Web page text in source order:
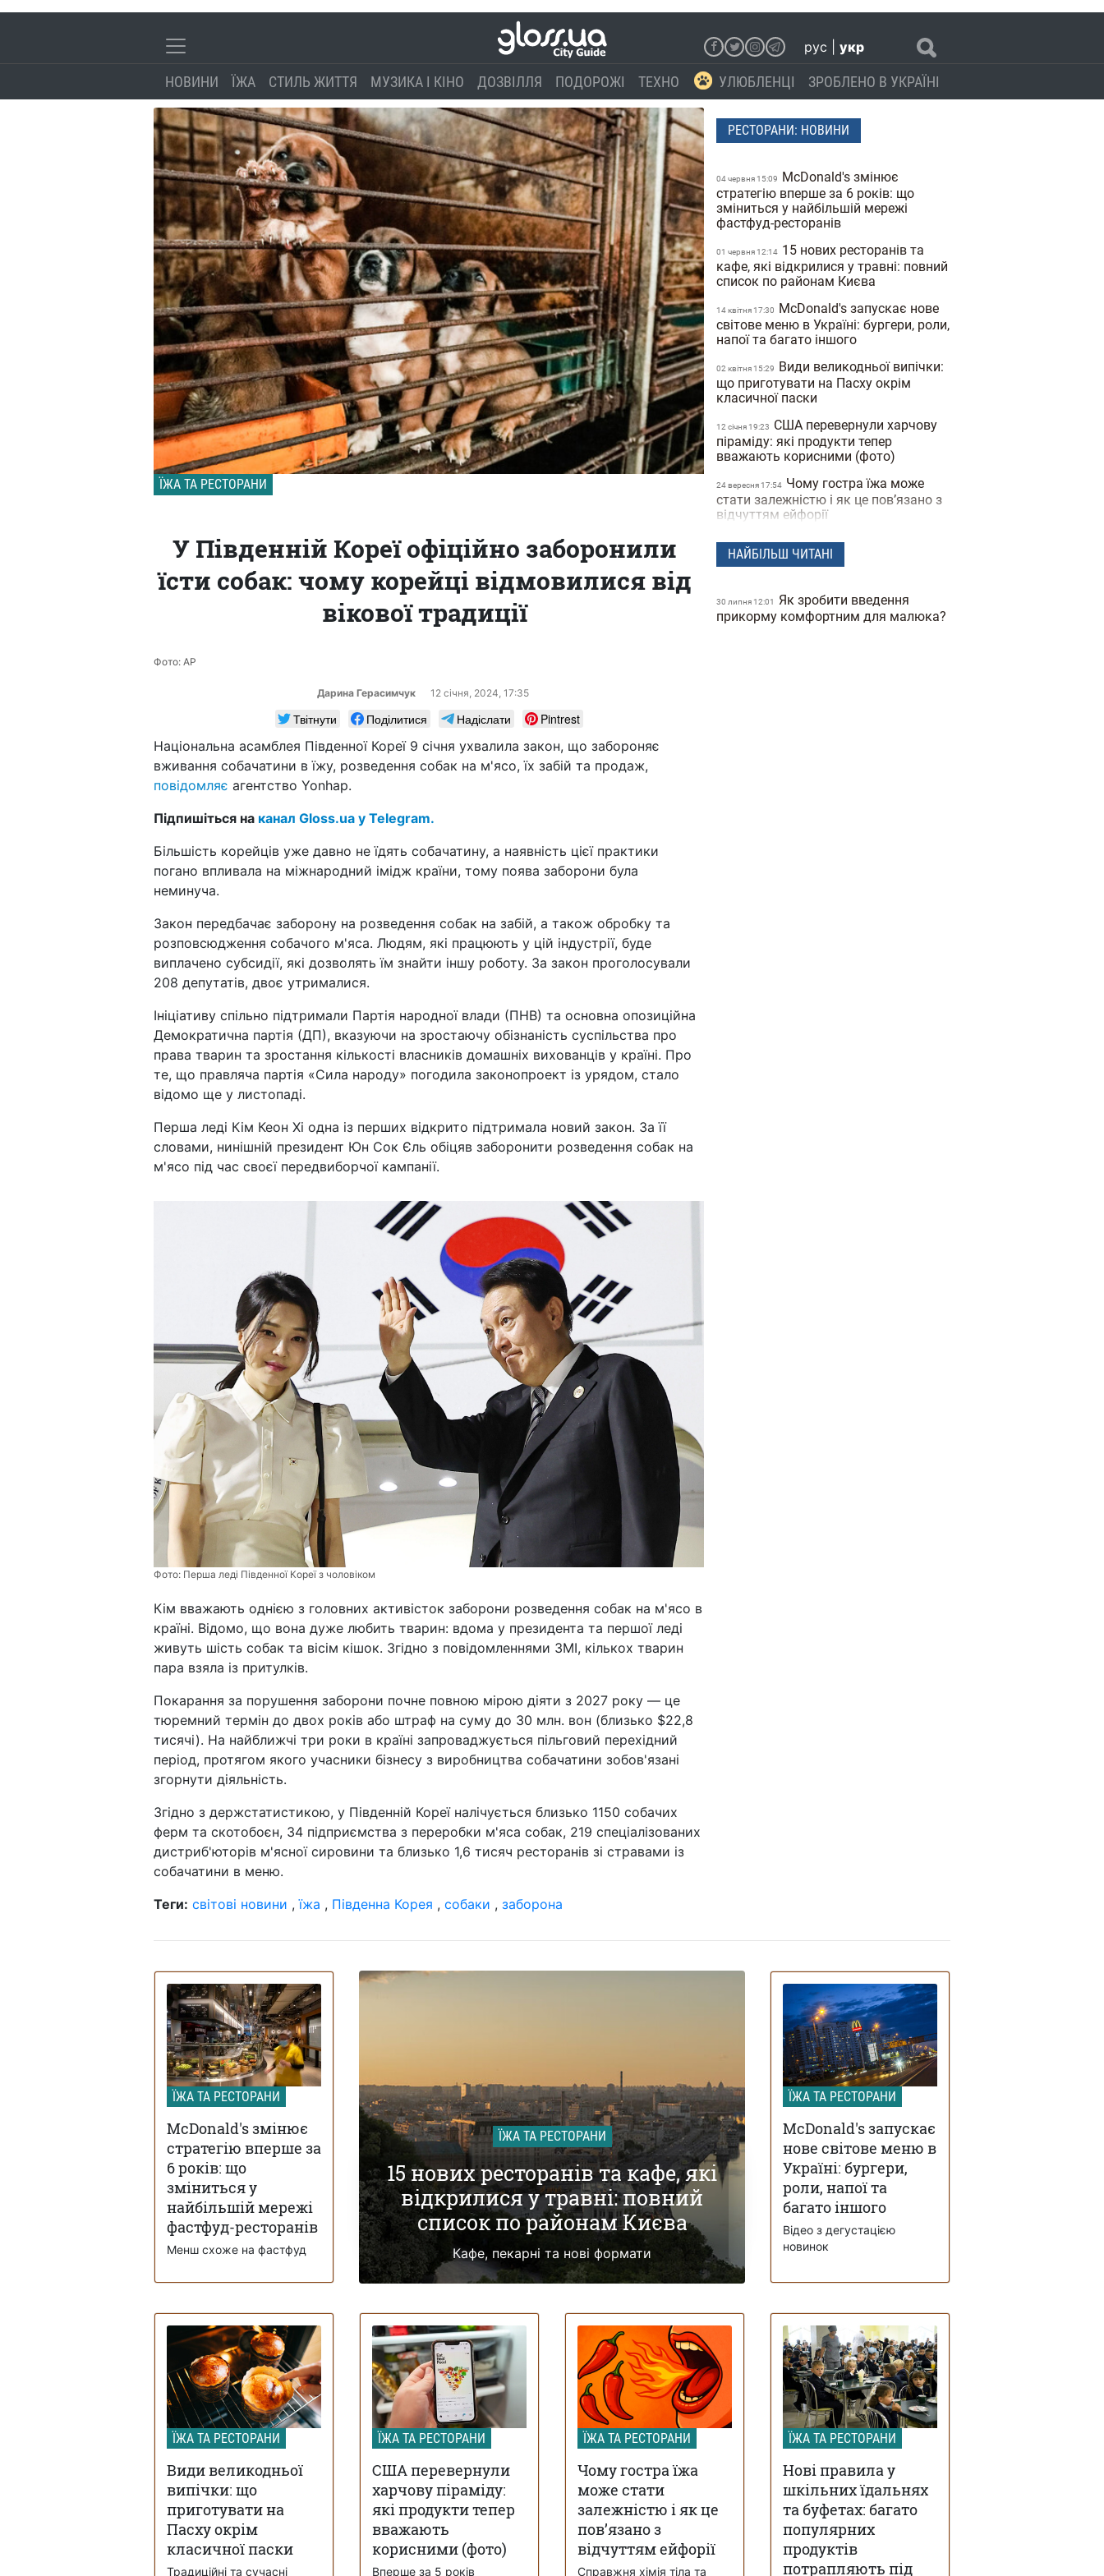
рус укр
НОВИНИ ЇЖА СТИЛЬ ЖИТТЯ МУЗИКА І КІНО ДОЗВІЛЛЯ ПОДОРОЖІ ТЕХНО УЛЮБЛЕНЦІ ЗРОБЛЕНО В УКРАЇНІ
ЇЖА ТА РЕСТОРАНИ
У Південній Кореї офіційно заборонили
їсти собак: чому корейці відмовилися від
вікової традиції
Фото: AP
Дарина Герасимчук 12 сiчня, 2024, 17:35
Твітнути Поділитися Надіслати
Pintrest
Національна асамблея Південної Кореї 9 січня ухвалила закон, що забороняє
вживання собачатини в їжу, розведення собак на м'ясо, їх забій та продаж,
повідомляє агентство Yonhap.
Підпишіться на канал Gloss.ua у Telegram.
Більшість корейців уже давно не їдять собачатину, а наявність цієї практики
погано впливала на міжнародний імідж країни, тому поява заборони була
неминуча.
Закон передбачає заборону на розведення собак на забій, а також обробку та
розповсюдження собачого м'яса. Людям, які працюють у цій індустрії, буде
виплачено субсидії, які дозволять їм знайти іншу роботу. За закон проголосували
208 депутатів, двоє утрималися.
Ініціативу спільно підтримали Партія народної влади (ПНВ) ​​та основна опозиційна
Демократична партія (ДП), вказуючи на зростаючу обізнаність суспільства про
права тварин та зростання кількості власників домашніх вихованців у країні. Про
те, що правляча партія «Сила народу» погодила законопроект із урядом, стало
відомо ще у листопаді.
Перша леді Кім Кеон Хі одна із перших відкрито підтримала новий закон. За її
словами, нинішній президент Юн Сок Єль обіцяв заборонити розведення собак на
м'ясо під час своєї передвиборчої кампанії.
Фото: Перша леді Південної Кореї з чоловіком
Кім вважають однією з головних активісток заборони розведення собак на м'ясо в
країні. Відомо, що вона дуже любить тварин: вдома у президента та першої леді
живуть шість собак та вісім кішок. Згідно з повідомленнями ЗМІ, кількох тварин
пара взяла із притулків.
Покарання за порушення заборони почне повною мірою діяти з 2027 року — це
тюремний термін до двох років або штраф на суму до 30 млн. вон (близько $22,8
тисячі). На найближчі три роки в країні запроваджується пільговий перехідний
період, протягом якого учасники бізнесу з виробництва собачатини зобов'язані
згорнути діяльність.
Згідно з держстатистикою, у Південній Кореї налічується близько 1150 собачих
ферм та скотобоєн, 34 підприємства з переробки м'яса собак, 219 спеціалізованих
дистриб'юторів м'ясної сировини та близько 1,6 тисяч ресторанів зі стравами із
собачатини в меню.
Теги: світові новини ,їжа , Південна Корея , собаки , заборона
РЕСТОРАНИ: НОВИНИ
04 червня 15:09
McDonald's змінює
стратегію вперше за 6 років: що
зміниться у найбільшій мережі
фастфуд-ресторанів
01 червня 12:14 15 нових ресторанів та
кафе, які відкрилися у травні: повний
список по районам Києва
14 квiтня 17:30
McDonald's запускає нове
світове меню в Україні: бургери, роли,
напої та багато іншого
02 квiтня 15:29
Види великодньої випічки:
що приготувати на Пасху окрім
класичної паски
12 сiчня 19:23
США перевернули харчову
піраміду: які продукти тепер
вважають корисними (фото)
24 вересня 17:54 Чому гостра їжа може
стати залежністю і як це пов’язано з
відчуттям ейфорії
04 вересня 16:54 Нові правила у шкільних
їдальнях та буфетах: багато
15 серпня 14:56 Спеції для схуднення: які
НАЙБІЛЬШ ЧИТАНІ
30 липня 12:01
Як зробити введення
прикорму комфортним для малюка?
ЇЖА ТА РЕСТОРАНИ
McDonald's змінює
стратегію вперше за
6 років: що
зміниться у
найбільшій мережі
фастфуд-ресторанів
Менш схоже на фастфуд
ЇЖА ТА РЕСТОРАНИ
15 нових ресторанів та кафе, які
відкрилися у травні: повний
список по районам Києва
Кафе, пекарні та нові формати
ЇЖА ТА РЕСТОРАНИ
McDonald's запускає
нове світове меню в
Україні: бургери,
роли, напої та
багато іншого
Відео з дегустацією
новинок
ЇЖА ТА РЕСТОРАНИ
Види великодньої
випічки: що
приготувати на
Пасху окрім
класичної паски
Традиційні та сучасні
ЇЖА ТА РЕСТОРАНИ
США перевернули
харчову піраміду:
які продукти тепер
вважають
корисними (фото)
Вперше за 5 років
ЇЖА ТА РЕСТОРАНИ
Чому гостра їжа
може стати
залежністю і як це
пов’язано з
відчуттям ейфорії
Справжня хімія тіла та
ЇЖА ТА РЕСТОРАНИ
Нові правила у
шкільних їдальнях
та буфетах: багато
популярних
продуктів
потрапляють під